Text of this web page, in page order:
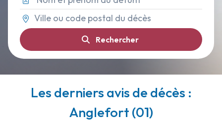
Rechercher
Les derniers avis de décès :
Anglefort (01)